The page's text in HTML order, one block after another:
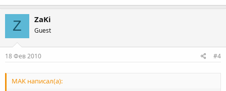
Z ZaKi
Guest
18 Фев 2010 #4
MAK написал(а):